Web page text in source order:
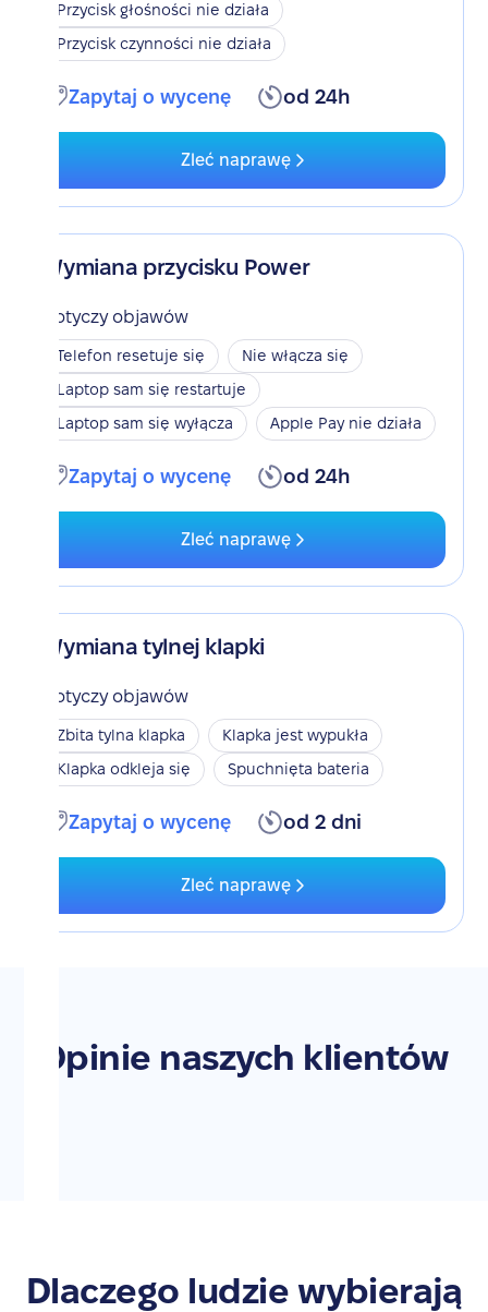
Przycisk głośności nie działa
Przycisk czynności nie działa
Zapytaj o wycenę od 24h
Zleć naprawę
Wymiana przycisku Power
Dotyczy objawów
Telefon resetuje się
Nie włącza się
Laptop sam się restartuje
Laptop sam się wyłącza
Apple Pay nie działa
Zapytaj o wycenę od 24h
Zleć naprawę
Wymiana tylnej klapki
Dotyczy objawów
Zbita tylna klapka
Klapka jest wypukła
Klapka odkleja się
Spuchnięta bateria
Zapytaj o wycenę od 2 dni
Zleć naprawę
Opinie naszych klientów
Dlaczego ludzie wybierają